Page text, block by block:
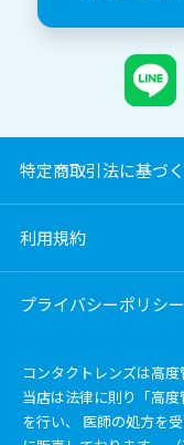
特定商取引法に基づ
利用規約
プライバシーポリシー
コンタクトレンズは高度
当店は法律に則り「高
を行い、 医師の処方を